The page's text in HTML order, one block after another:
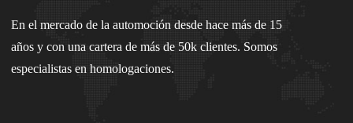
En el mercado de la automoción desde hace más de 15
años y con una cartera de más de 50k clientes. Somos
especialistas en homologaciones.